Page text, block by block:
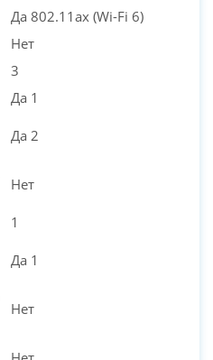
Да 802.11ax (Wi-Fi 6)
Нет
3
Да 1
Да 2
Нет
1
Да 1
Нет